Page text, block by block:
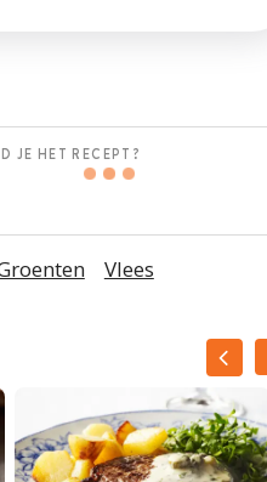
JE HET RECEPT?
Vlees